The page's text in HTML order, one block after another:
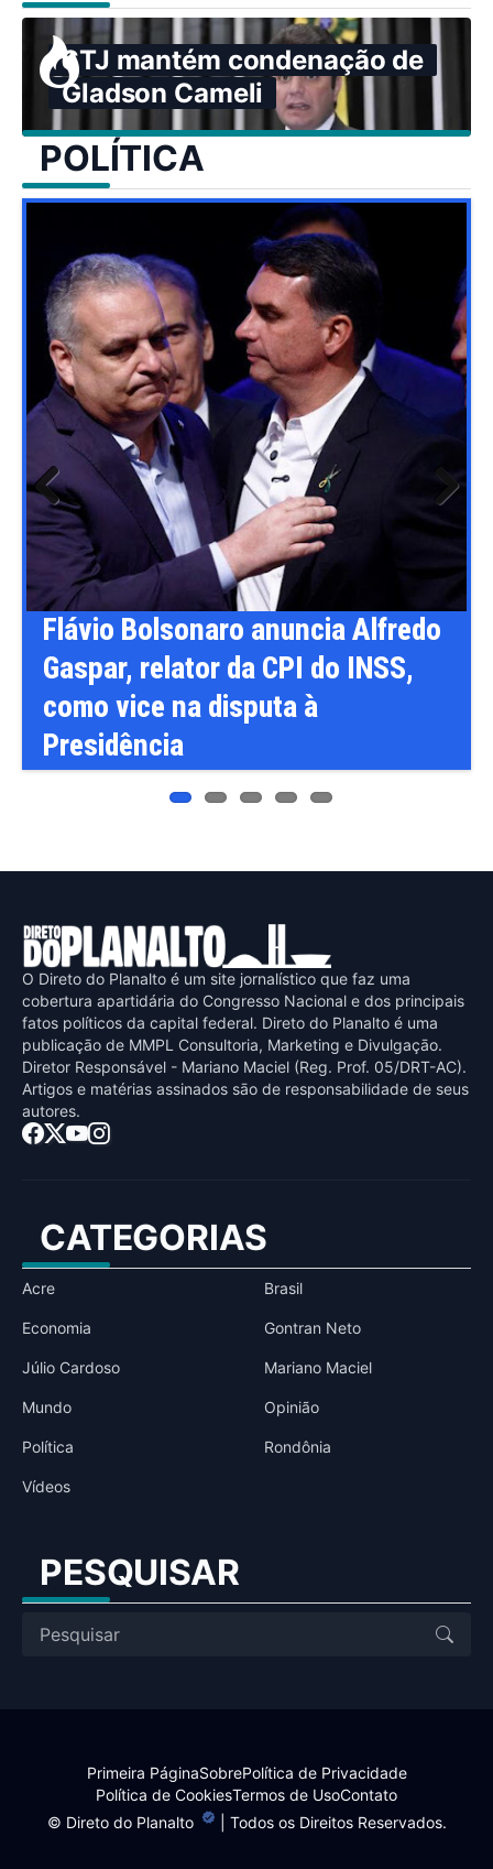
STJ mantém condenação de
Gladson Cameli
POLÍTICA
Flávio Bolsonaro anuncia Alfredo
Gaspar, relator da CPI do INSS,
como vice na disputa à
Presidência
Previ
ous
Next
O Direto do Planalto é um site jornalístico que faz uma
cobertura apartidária do Congresso Nacional e dos principais
fatos políticos da capital federal. Direto do Planalto é uma
publicaçāo de MMPL Consultoria, Marketing e Divulgaçāo.
Diretor Responsável - Mariano Maciel (Reg. Prof. 05/DRT-AC).
Artigos e matérias assinados sāo de responsabilidade de seus
autores.
CATEGORIAS
Acre Brasil
Economia Gontran Neto
Júlio Cardoso Mariano Maciel
Mundo Opinião
Política Rondônia
Vídeos
PESQUISAR
© Direto do Planalto | Todos os Direitos Reservados.
Primeira PáginaSobrePolítica de Privacidade
Política de CookiesTermos de UsoContato